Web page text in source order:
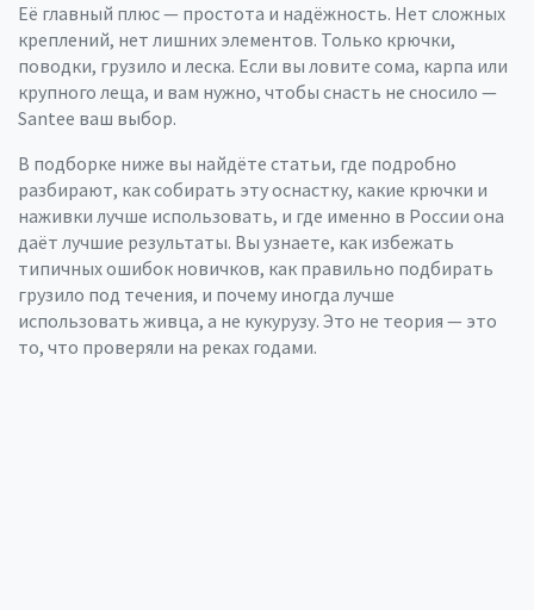
Её главный плюс — простота и надёжность. Нет сложных
креплений, нет лишних элементов. Только крючки,
поводки, грузило и леска. Если вы ловите сома, карпа или
крупного леща, и вам нужно, чтобы снасть не сносило —
Santee ваш выбор.
В подборке ниже вы найдёте статьи, где подробно
разбирают, как собирать эту оснастку, какие крючки и
наживки лучше использовать, и где именно в России она
даёт лучшие результаты. Вы узнаете, как избежать
типичных ошибок новичков, как правильно подбирать
грузило под течения, и почему иногда лучше
использовать живца, а не кукурузу. Это не теория — это
то, что проверяли на реках годами.